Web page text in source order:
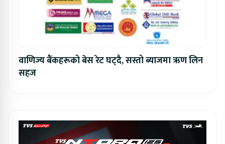
वाणिज्य बैंकहरूको बेस रेट घट्दै, सस्तो ब्याजमा ऋण लिन
सहज